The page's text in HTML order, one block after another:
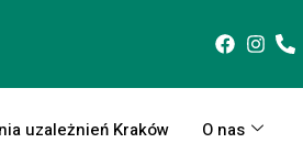
uzależnień Kraków O nas